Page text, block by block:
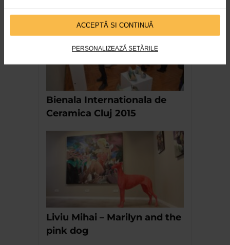
ACCEPTĂ SI CONTINUĂ
PERSONALIZEAZĂ SETĂRILE
Bienala Internationala de
Ceramica Cluj 2015
Liviu Mihai – Marilyn and the
pink dog